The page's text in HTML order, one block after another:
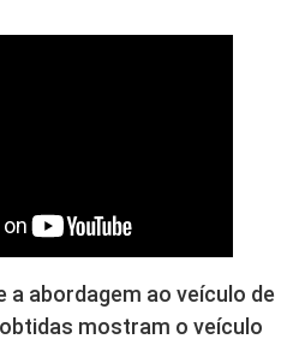
a abordagem ao veículo de
mostram o veículo